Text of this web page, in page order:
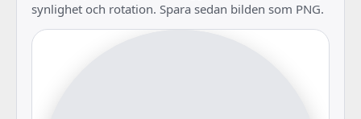
synlighet och rotation. Spara sedan bilden som PNG.